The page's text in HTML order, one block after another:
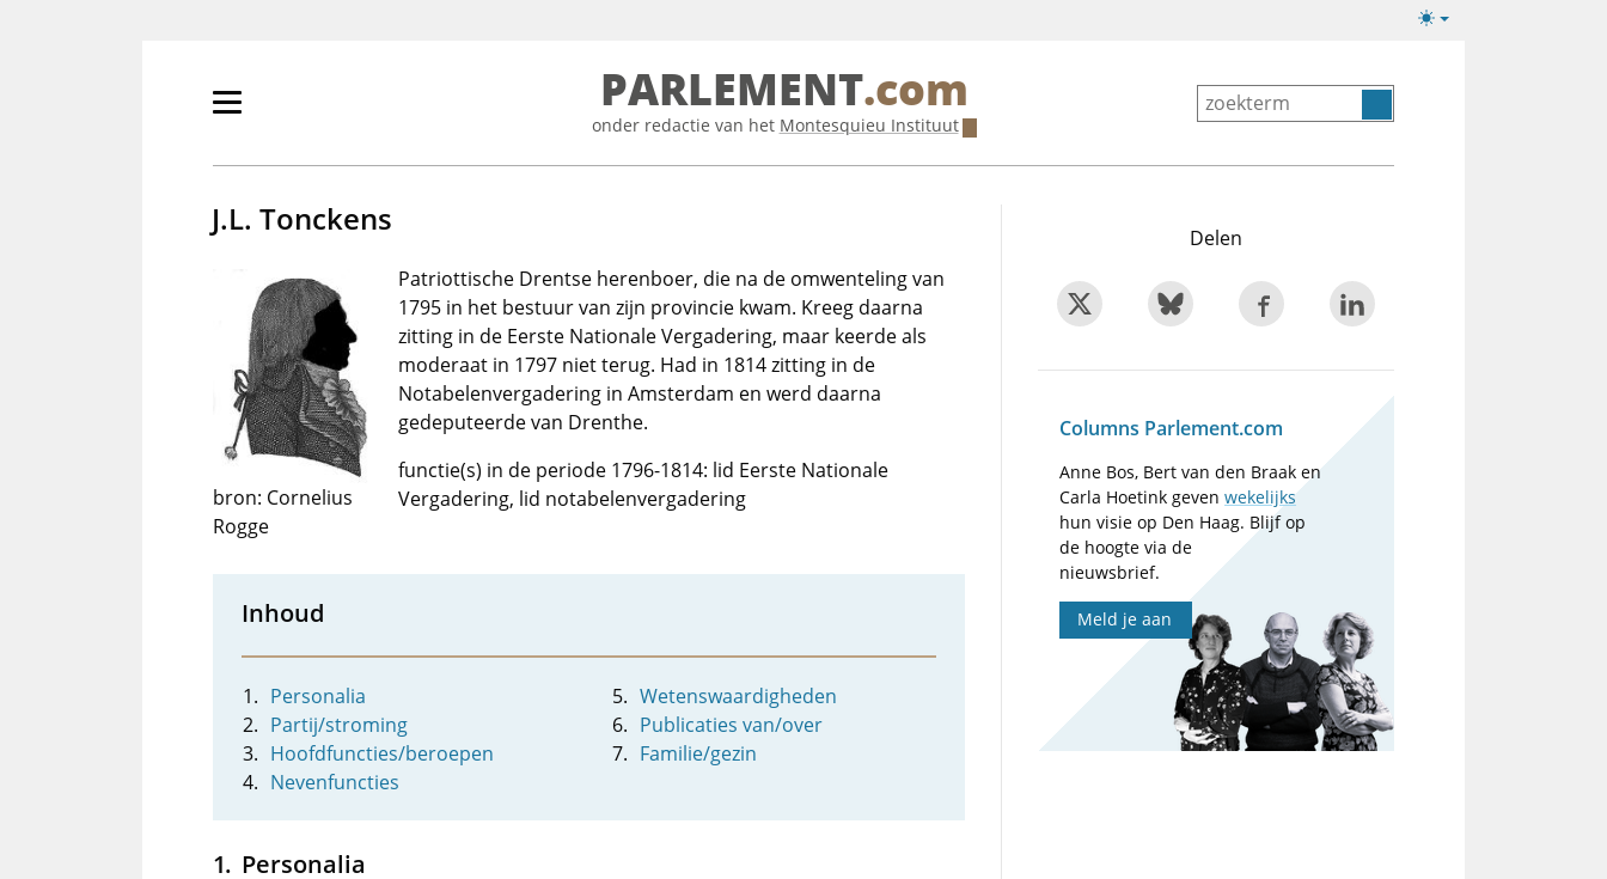
Lichte/donkere
Primair
tonen/verbergen
PARLEMENT.com
onder redactie van het Montesquieu Instituut
J.L. Tonckens
bron: Cornelius
Rogge
Patriottische Drentse herenboer, die na de omwenteling van
1795 in het bestuur van zijn provincie kwam. Kreeg daarna
zitting in de Eerste Nationale Vergadering, maar keerde als
moderaat in 1797 niet terug. Had in 1814 zitting in de
Notabelenvergadering in Amsterdam en werd daarna
gedeputeerde van Drenthe.
functie(s) in de periode 1796-1814: lid Eerste Nationale
Vergadering, lid notabelenvergadering
Inhoud
Personalia
Partij/stroming
Hoofdfuncties/beroepen
Nevenfuncties
Wetenswaardigheden
Publicaties van/over
Familie/gezin
Personalia
Delen
Columns Parlement.com
Anne Bos, Bert van den Braak en
Carla Hoetink gevenwekelijks
hun visie op Den Haag. Blijf op
de hoogte via de
nieuwsbrief.
Meld je aan